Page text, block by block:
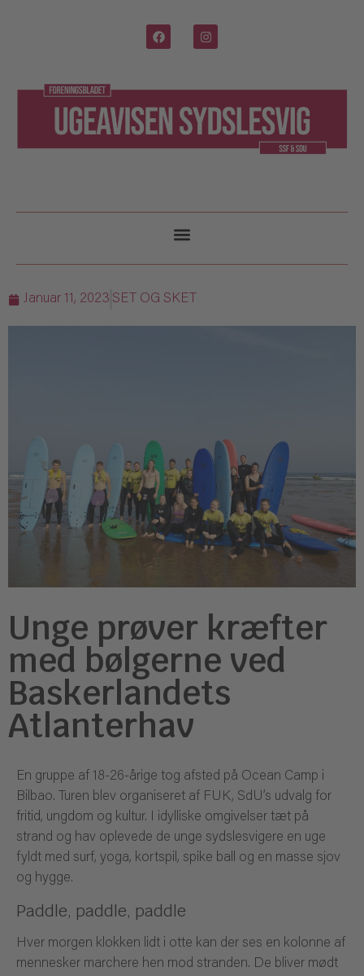
Januar 11, 2023 SET OG SKET
Unge prøver kræfter
med bølgerne ved
Baskerlandets
Atlanterhav
En gruppe af 18-26-årige tog afsted på Ocean Camp i
Bilbao. Turen blev organiseret af FUK, SdU’s udvalg for
fritid, ungdom og kultur. I idylliske omgivelser tæt på
strand og hav oplevede de unge sydslesvigere en uge
fyldt med surf, yoga, kortspil, spike ball og en masse sjov
og hygge.
Paddle, paddle, paddle
Hver morgen klokken lidt i otte kan der ses en kolonne af
mennesker marchere hen mod stranden. De bliver mødt